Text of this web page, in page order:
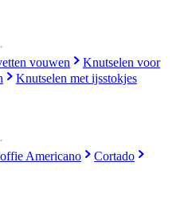
vouwen
Knutselen voor
Knutselen met ijsstokjes
Americano
Cortado